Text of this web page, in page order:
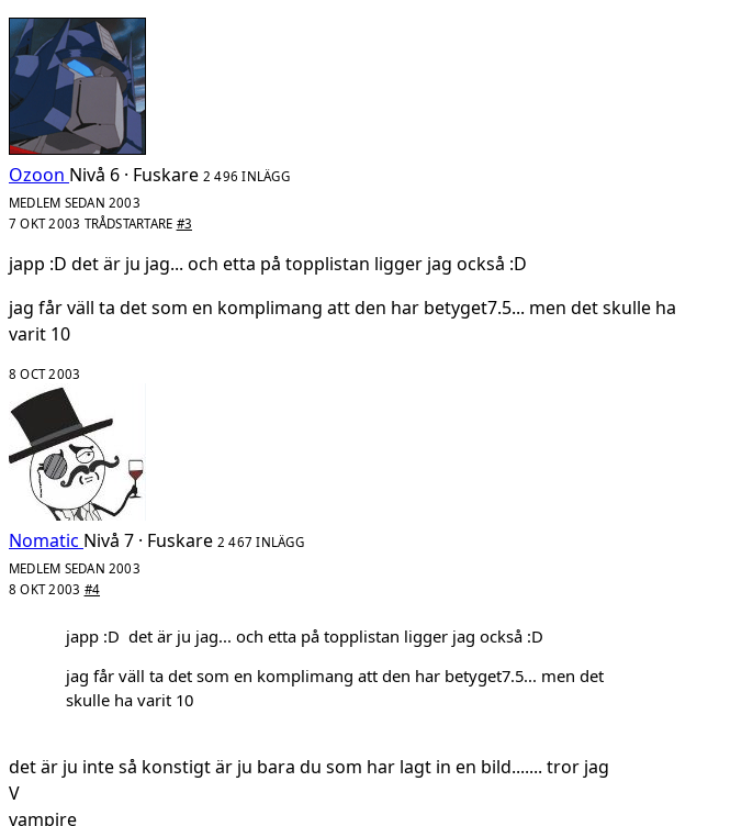
Ozoon Nivå 6 · Fuskare 2 496 INLÄGG
MEDLEM SEDAN 2003
7 OKT 2003 TRÅDSTARTARE #3
japp :D det är ju jag... och etta på topplistan ligger jag också :D
jag får väll ta det som en komplimang att den har betyget7.5... men det skulle ha
varit 10
8 OCT 2003
Nomatic Nivå 7 · Fuskare 2 467 INLÄGG
MEDLEM SEDAN 2003
8 OKT 2003 #4
japp :D det är ju jag... och etta på topplistan ligger jag också :D
jag får väll ta det som en komplimang att den har betyget7.5... men det
skulle ha varit 10
det är ju inte så konstigt är ju bara du som har lagt in en bild....... tror jag
V
vampire